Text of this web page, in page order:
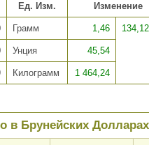
Ед. Изм. Изменение
Грамм 1,46
Унция 45,54
Килограмм 1 464,24
в Брунейских